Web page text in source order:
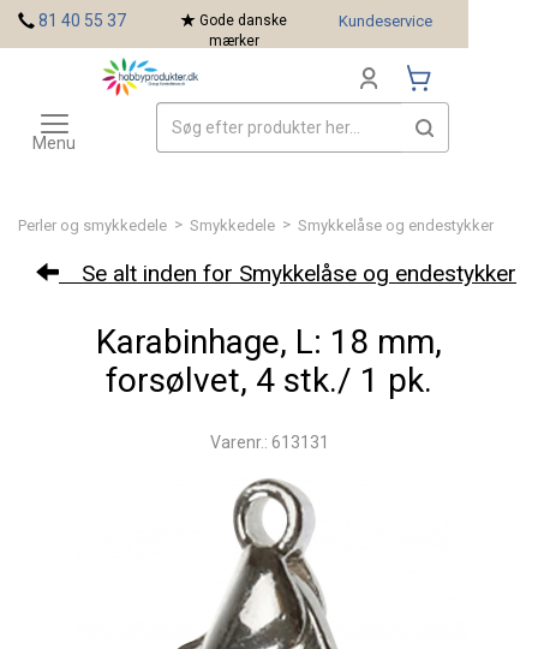
Perler og smykkedele > Smykkedele > Smykkelåse og endestykker
Se alt inden for Smykkelåse og endestykker
Karabinhage, L: 18 mm,
forsølvet, 4 stk./ 1 pk.
Varenr.: 613131
81 40 55 37
Gode danske
mærker
Kundeservice
Toggle
navigation
Menu
Mærker